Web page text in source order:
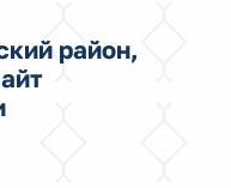
район,